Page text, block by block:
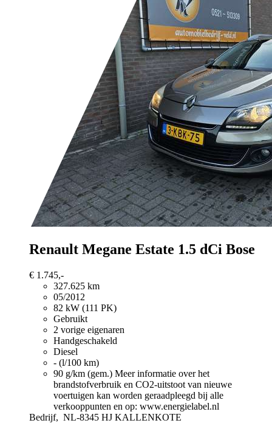
Renault Megane Estate 1.5 dCi Bose
€ 1.745,-
327.625 km
05/2012
82 kW (111 PK)
Gebruikt
2 vorige eigenaren
Handgeschakeld
Diesel
- (l/100 km)
90 g/km (gem.) Meer informatie over het
brandstofverbruik en CO2-uitstoot van nieuwe
voertuigen kan worden geraadpleegd bij alle
verkooppunten en op: www.energielabel.nl
Bedrijf, NL-8345 HJ KALLENKOTE